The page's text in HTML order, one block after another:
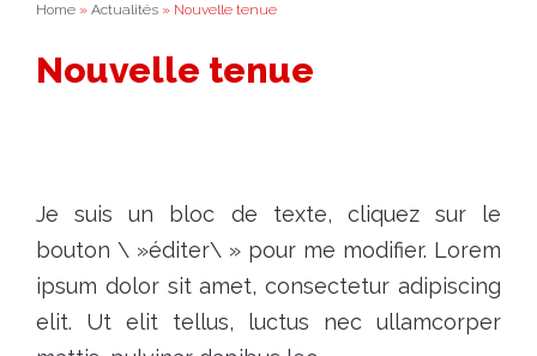
Home » Actualités » Nouvelle tenue
Nouvelle tenue
Je suis un bloc de texte, cliquez sur le
bouton \ »éditer\ » pour me modifier. Lorem
ipsum dolor sit amet, consectetur adipiscing
elit. Ut elit tellus, luctus nec ullamcorper